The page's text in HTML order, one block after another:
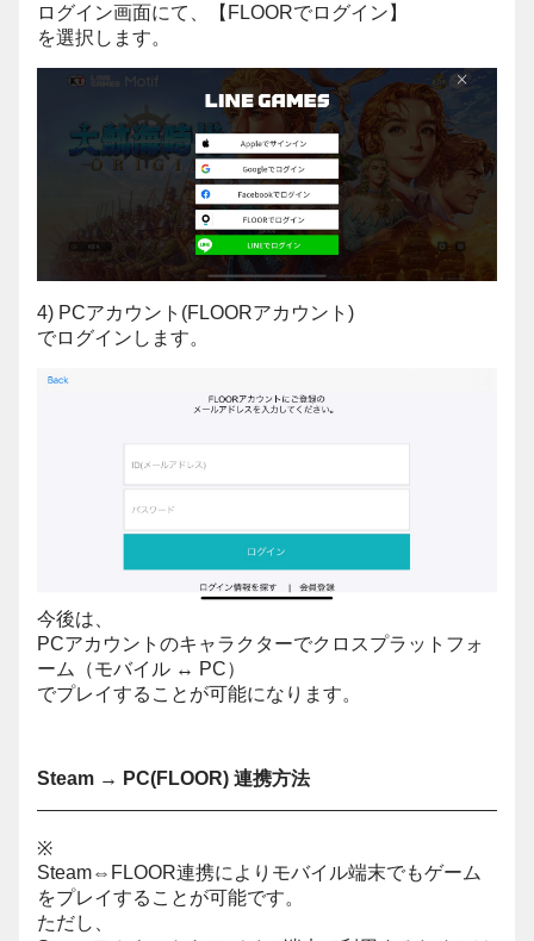
ログイン画面にて、【FLOORでログイン】
を選択します。
4) PCアカウント(FLOORアカウント)
でログインします。
今後は、
PCアカウントのキャラクターでクロスプラットフォ
ーム（モバイル ↔ PC）
でプレイすることが可能になります。
Steam → PC(FLOOR) 連携方法
※
Steam⇔FLOOR連携によりモバイル端末でもゲーム
をプレイすることが可能です。
ただし、